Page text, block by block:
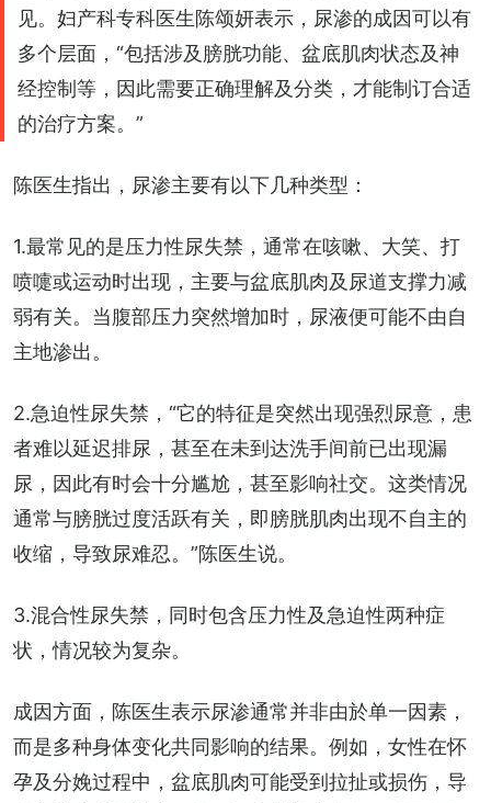
见。妇产科专科医生陈颂妍表示，尿渗的成因可以有
多个层面，“包括涉及膀胱功能、盆底肌肉状态及神
经控制等，因此需要正确理解及分类，才能制订合适
的治疗方案。”
陈医生指出，尿渗主要有以下几种类型：
1.最常见的是压力性尿失禁，通常在咳嗽、大笑、打
喷嚏或运动时出现，主要与盆底肌肉及尿道支撑力减
弱有关。当腹部压力突然增加时，尿液便可能不由自
主地渗出。
2.急迫性尿失禁，“它的特征是突然出现强烈尿意，患
者难以延迟排尿，甚至在未到达洗手间前已出现漏
尿，因此有时会十分尴尬，甚至影响社交。这类情况
通常与膀胱过度活跃有关，即膀胱肌肉出现不自主的
收缩，导致尿难忍。”陈医生说。
3.混合性尿失禁，同时包含压力性及急迫性两种症
状，情况较为复杂。
成因方面，陈医生表示尿渗通常并非由於单一因素，
而是多种身体变化共同影响的结果。例如，女性在怀
孕及分娩过程中，盆底肌肉可能受到拉扯或损伤，导